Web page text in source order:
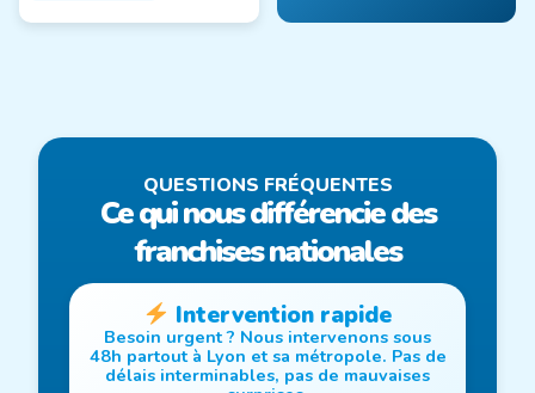
QUESTIONS FRÉQUENTES
Ce qui nous différencie des
franchises nationales
Intervention rapide
Besoin urgent ? Nous intervenons sous
48h partout à Lyon et sa métropole. Pas de
délais interminables, pas de mauvaises